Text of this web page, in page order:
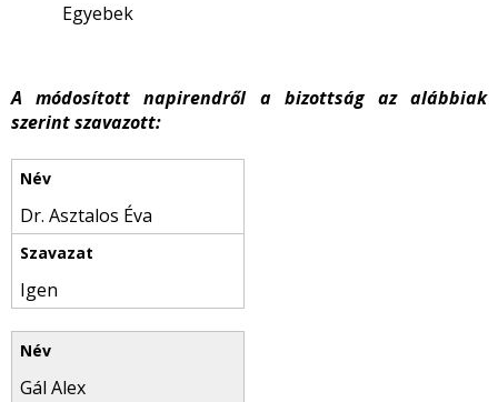
Egyebek
A módosított napirendről a bizottság az alábbiak
szerint szavazott:
Dr. Asztalos Éva
Igen
Gál Alex